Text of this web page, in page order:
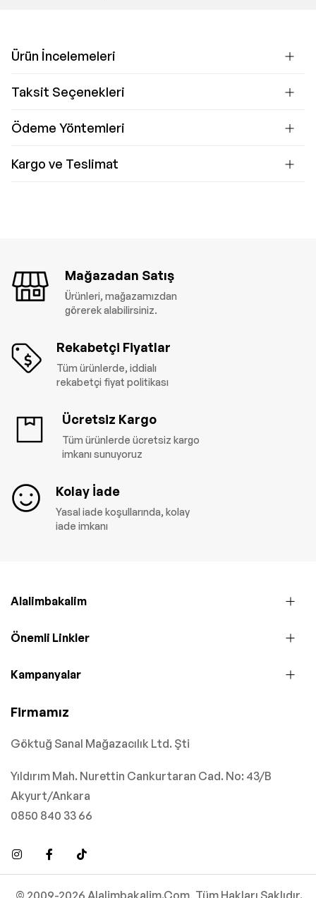
Ürün İncelemeleri
Taksit Seçenekleri
Ödeme Yöntemleri
Kargo ve Teslimat
Mağazadan Satış
Ürünleri, mağazamızdan
görerek alabilirsiniz.
Rekabetçi Fiyatlar
Tüm ürünlerde, iddialı
rekabetçi fiyat politikası
Ücretsiz Kargo
Tüm ürünlerde ücretsiz kargo
imkanı sunuyoruz
Kolay İade
Yasal iade koşullarında, kolay
iade imkanı
Alalimbakalim
Önemli Linkler
Kampanyalar
Firmamız
Göktuğ Sanal Mağazacılık Ltd. Şti
Yıldırım Mah. Nurettin Cankurtaran Cad. No: 43/B
Akyurt/Ankara
0850 840 33 66
© 2009-2026 Alalimbakalim.Com, Tüm Hakları Saklıdır.